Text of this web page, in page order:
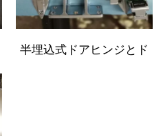
半埋込式ドアヒンジとド